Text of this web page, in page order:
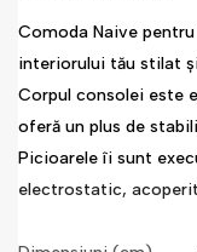
Comoda Naive
interiorului tău stilat
Corpul consolei este
oferă un plus de
Picioarele îi sunt
electrostatic,